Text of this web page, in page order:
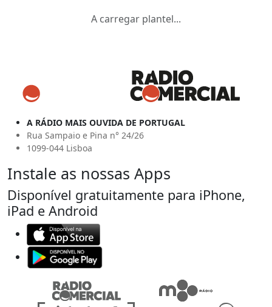
A carregar plantel...
A RÁDIO MAIS OUVIDA DE PORTUGAL
Rua Sampaio e Pina n° 24/26
1099-044 Lisboa
Instale as nossas Apps
Disponível gratuitamente para iPhone,
iPad e Android